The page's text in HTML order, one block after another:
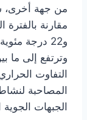
من جهة أخرى،
و22 درجة
التفاوت
المصاحبة
الجبهات الجوية